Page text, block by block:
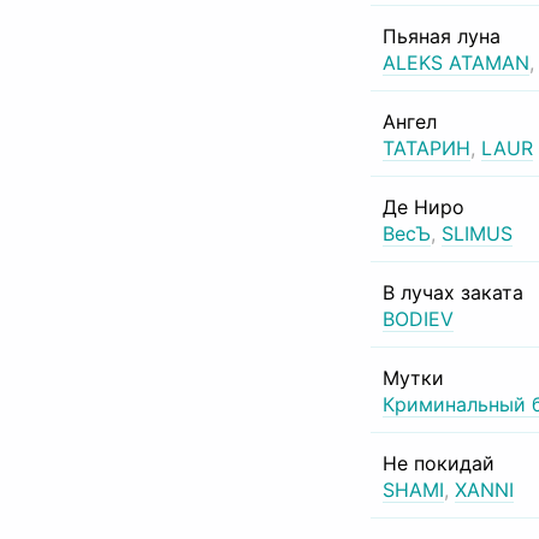
Пьяная луна
ALEKS ATAMAN,
Ангел
ТАТАРИН, LAUR
Де Ниро
ВесЪ, SLIMUS
В лучах заката
BODIEV
Мутки
Криминальный
Не покидай
SHAMI, XANNI